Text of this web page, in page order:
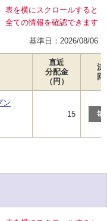
表を横にスクロールすると
全ての情報を確認できます
基準日： 2026/08/06
直近
分配金
（円）
決
回
ン
15 毎